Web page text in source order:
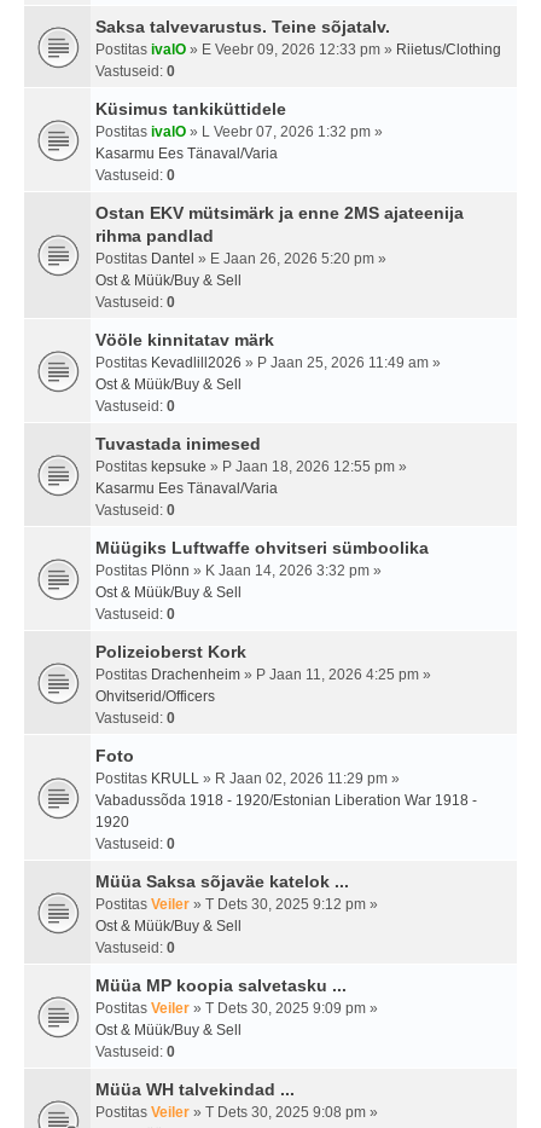
Saksa talvevarustus. Teine sõjatalv.
Postitas ivalO » E Veebr 09, 2026 12:33 pm » Riietus/Clothing
Vastuseid: 0
Küsimus tankiküttidele
Postitas ivalO » L Veebr 07, 2026 1:32 pm »
Kasarmu Ees Tänaval/Varia
Vastuseid: 0
Ostan EKV mütsimärk ja enne 2MS ajateenija
rihma pandlad
Postitas Dantel » E Jaan 26, 2026 5:20 pm »
Ost & Müük/Buy & Sell
Vastuseid: 0
Vööle kinnitatav märk
Postitas Kevadlill2026 » P Jaan 25, 2026 11:49 am »
Ost & Müük/Buy & Sell
Vastuseid: 0
Tuvastada inimesed
Postitas kepsuke » P Jaan 18, 2026 12:55 pm »
Kasarmu Ees Tänaval/Varia
Vastuseid: 0
Müügiks Luftwaffe ohvitseri sümboolika
Postitas Plönn » K Jaan 14, 2026 3:32 pm »
Ost & Müük/Buy & Sell
Vastuseid: 0
Polizeioberst Kork
Postitas Drachenheim » P Jaan 11, 2026 4:25 pm »
Ohvitserid/Officers
Vastuseid: 0
Foto
Postitas KRULL » R Jaan 02, 2026 11:29 pm »
Vabadussõda 1918 - 1920/Estonian Liberation War 1918 -
1920
Vastuseid: 0
Müüa Saksa sõjaväe katelok ...
Postitas Veiler » T Dets 30, 2025 9:12 pm »
Ost & Müük/Buy & Sell
Vastuseid: 0
Müüa MP koopia salvetasku ...
Postitas Veiler » T Dets 30, 2025 9:09 pm »
Ost & Müük/Buy & Sell
Vastuseid: 0
Müüa WH talvekindad ...
Postitas Veiler » T Dets 30, 2025 9:08 pm »